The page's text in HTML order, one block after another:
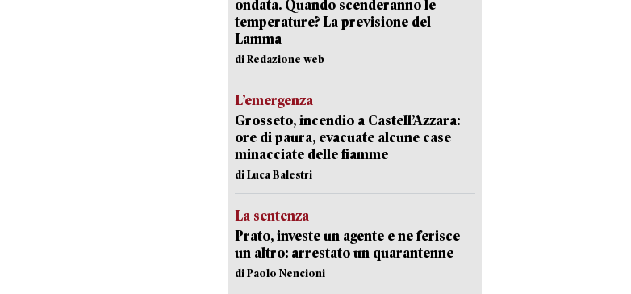
ondata. Quando scenderanno le
temperature? La previsione del
Lamma
di Redazione web
L’emergenza
Grosseto, incendio a Castell’Azzara:
ore di paura, evacuate alcune case
minacciate delle fiamme
di Luca Balestri
La sentenza
Prato, investe un agente e ne ferisce
un altro: arrestato un quarantenne
di Paolo Nencioni